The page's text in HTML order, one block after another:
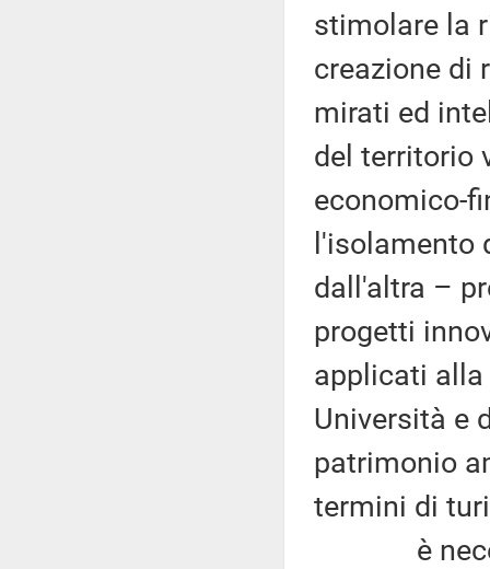
stimolare la
creazione di
mirati ed
del territorio
economico-
l'isolamento
dall'altra –
progetti
applicati alla
Università e
patrimonio
termini di
è